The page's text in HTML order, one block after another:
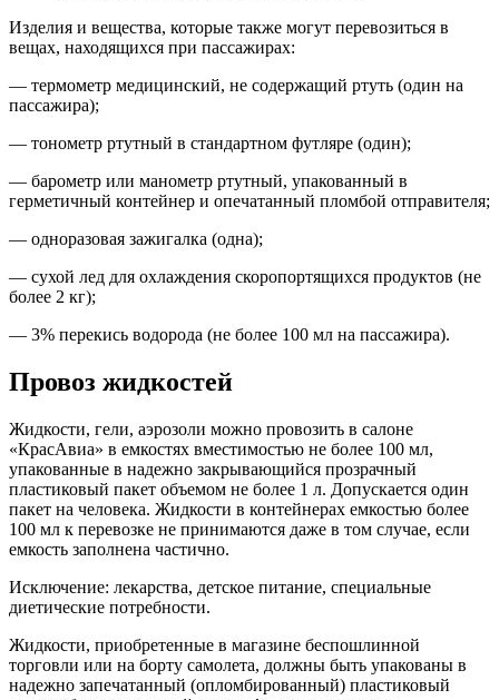
Изделия и вещества, которые также могут перевозиться в
вещах, находящихся при пассажирах:
— термометр медицинский, не содержащий ртуть (один на
пассажира);
— тонометр ртутный в стандартном футляре (один);
— барометр или манометр ртутный, упакованный в
герметичный контейнер и опечатанный пломбой отправителя;
— одноразовая зажигалка (одна);
— сухой лед для охлаждения скоропортящихся продуктов (не
более 2 кг);
— 3% перекись водорода (не более 100 мл на пассажира).
Провоз жидкостей
Жидкости, гели, аэрозоли можно провозить в салоне
«КрасАвиа» в емкостях вместимостью не более 100 мл,
упакованные в надежно закрывающийся прозрачный
пластиковый пакет объемом не более 1 л. Допускается один
пакет на человека. Жидкости в контейнерах емкостью более
100 мл к перевозке не принимаются даже в том случае, если
емкость заполнена частично.
Исключение: лекарства, детское питание, специальные
диетические потребности.
Жидкости, приобретенные в магазине беспошлинной
торговли или на борту самолета, должны быть упакованы в
надежно запечатанный (опломбированный) пластиковый